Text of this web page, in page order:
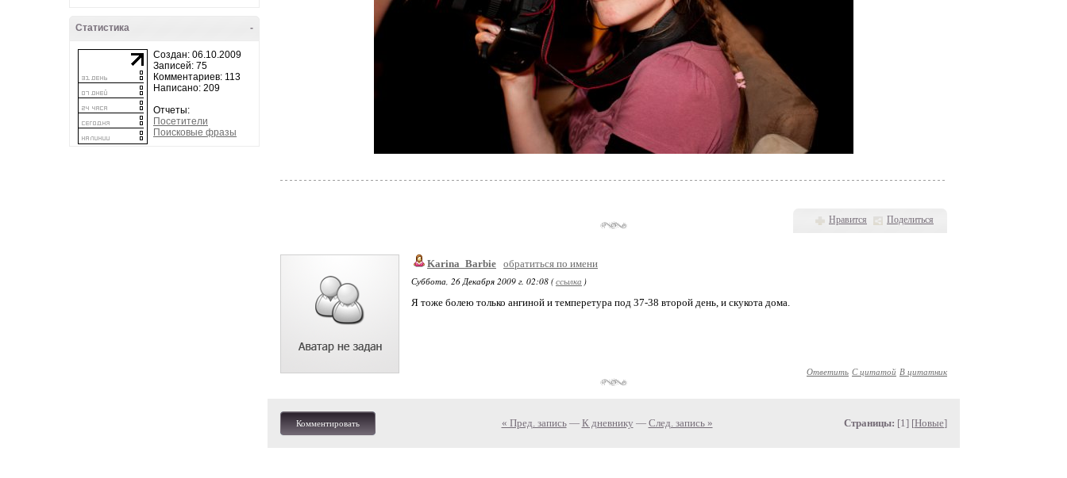
-
Статистика
Создан: 06.10.2009
Записей: 75
Комментариев: 113
Написано: 209
Отчеты:
Посетители
Поисковые фразы
Нравится Поделиться
Karina_Barbie обратиться по имени
Суббота, 26 Декабря 2009 г. 02:08 (ссылка )
Я тоже болею только ангиной и темперетура под 37-38 второй день, и скукота дома.
Ответить С цитатой В цитатник
Комментировать « Пред. запись— К дневнику — След. запись » Страницы: [1] [Новые]